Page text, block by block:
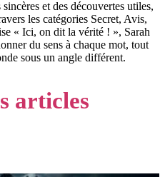
et des découvertes utiles,
les catégories Secret, Avis,
« Ici, on dit la vérité ! », Sarah
du sens à chaque mot, tout
sous un angle différent.
articles